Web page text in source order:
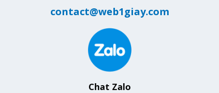
contact@web1giay.com
Chat Zalo